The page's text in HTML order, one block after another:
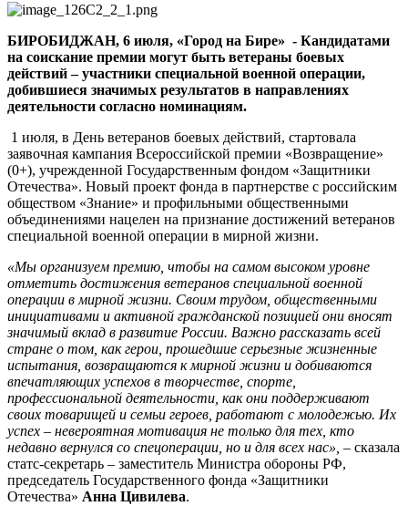
ветеранов
«Возвращение»
БИРОБИДЖАН, 6 июля, «Город на Бире» - Кандидатами
на соискание премии могут быть ветераны боевых
действий – участники специальной военной операции,
добившиеся значимых результатов в направлениях
деятельности согласно номинациям.
1 июля, в День ветеранов боевых действий, стартовала
заявочная кампания Всероссийской премии «Возвращение»
(0+), учрежденной Государственным фондом «Защитники
Отечества». Новый проект фонда в партнерстве с российским
обществом «Знание» и профильными общественными
объединениями нацелен на признание достижений ветеранов
специальной военной операции в мирной жизни.
«Мы организуем премию, чтобы на самом высоком уровне
отметить достижения ветеранов специальной военной
операции в мирной жизни. Своим трудом, общественными
инициативами и активной гражданской позицией они вносят
значимый вклад в развитие России. Важно рассказать всей
стране о том, как герои, прошедшие серьезные жизненные
испытания, возвращаются к мирной жизни и добиваются
впечатляющих успехов в творчестве, спорте,
профессиональной деятельности, как они поддерживают
своих товарищей и семьи героев, работают с молодежью. Их
успех – невероятная мотивация не только для тех, кто
недавно вернулся со спецоперации, но и для всех нас», – сказала
статс-секретарь – заместитель Министра обороны РФ,
председатель Государственного фонда «Защитники
Отечества» Анна Цивилева.